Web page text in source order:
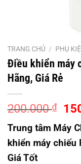
TRANG CHỦ / PHỤ
Điều khiển máy
Hãng, Giá Rẻ
200.000₫
Giá
gốc
là:
Trung tâm Máy
khiển máy chiếu
Giá Tốt